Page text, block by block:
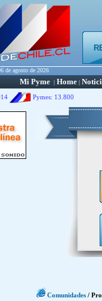
de agosto de 2026
Mi Pyme | Home |
Pymes: 13.800
Comunidades /